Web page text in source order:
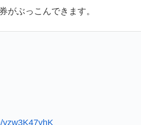
がぶっこんできます。
yzw3K47yhK